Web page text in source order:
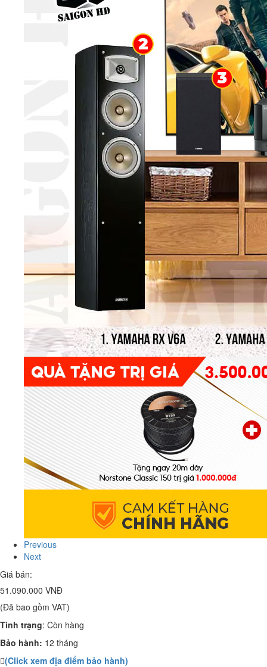
Previous
Next
Giá bán:
51.090.000 VNĐ
(Đã bao gồm VAT)
Tình trạng: Còn hàng
Bảo hành: 12 tháng
(Click xem địa điểm bảo hành)